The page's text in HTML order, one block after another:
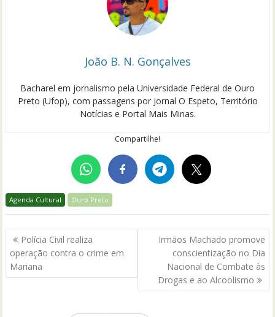
João B. N. Gonçalves
Bacharel em jornalismo pela Universidade Federal de Ouro
Preto (Ufop), com passagens por Jornal O Espeto, Território
Notícias e Portal Mais Minas.
Compartilhe!
Agenda Cultural Ouro Preto
Navegação
de
Post
Polícia Civil realiza
operação contra o crime em
Mariana
Irmãos Machado promove
conscientização no Dia
Nacional de Combate às
Drogas e ao Alcoolismo